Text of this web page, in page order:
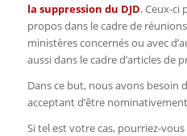
la suppression du DJD. Ceux-ci
propos dans le cadre de
ministères concernés ou avec
aussi dans le cadre d’articles de
Dans ce but, nous avons besoin
acceptant d’être
Si tel est votre cas, pourriez-